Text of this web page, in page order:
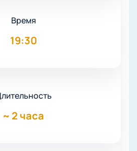
Время
19:30
~ 2 часа